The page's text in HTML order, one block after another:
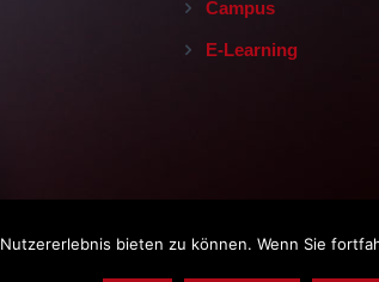
Campus
E-Learning
bieten zu können. Wenn Sie